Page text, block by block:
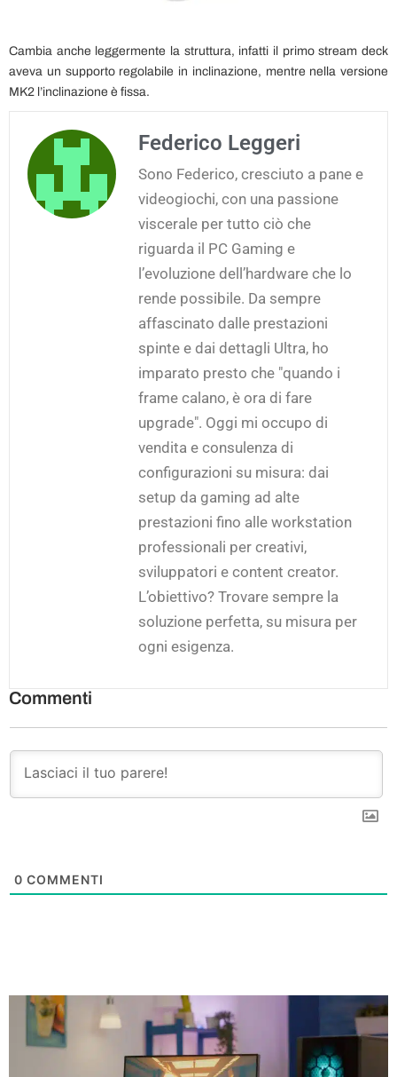
Cambia anche leggermente la struttura, infatti il primo stream deck
aveva un supporto regolabile in inclinazione, mentre nella versione
MK2 l’inclinazione è fissa.
Federico Leggeri
Sono Federico, cresciuto a pane e
videogiochi, con una passione
viscerale per tutto ciò che
riguarda il PC Gaming e
l’evoluzione dell’hardware che lo
rende possibile. Da sempre
affascinato dalle prestazioni
spinte e dai dettagli Ultra, ho
imparato presto che "quando i
frame calano, è ora di fare
upgrade". Oggi mi occupo di
vendita e consulenza di
configurazioni su misura: dai
setup da gaming ad alte
prestazioni fino alle workstation
professionali per creativi,
sviluppatori e content creator.
L’obiettivo? Trovare sempre la
soluzione perfetta, su misura per
ogni esigenza.
Commenti
0 COMMENTI